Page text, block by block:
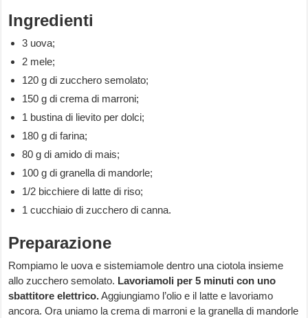
Ingredienti
3 uova;
2 mele;
120 g di zucchero semolato;
150 g di crema di marroni;
1 bustina di lievito per dolci;
180 g di farina;
80 g di amido di mais;
100 g di granella di mandorle;
1/2 bicchiere di latte di riso;
1 cucchiaio di zucchero di canna.
Preparazione
Rompiamo le uova e sistemiamole dentro una ciotola insieme
allo zucchero semolato. Lavoriamoli per 5 minuti con uno
sbattitore elettrico.Aggiungiamo l’olio e il latte e lavoriamo
ancora. Ora uniamo la crema di marroni e la granella di mandorle